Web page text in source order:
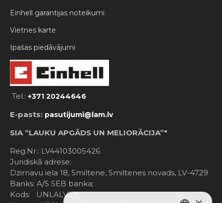
Einhell garantijas noteikumi
Vietnes karte
Ipašas piedāvājumi
Tel.: +371 20244646
E-pasts: pasutijumi@lam.lv
SIA “LAUKU APGĀDS UN MELIORĀCIJA”"
Reg.Nr.: LV44103005426
Juridiskā adrese:
Dzirnavu iela 18, Smiltene, Smiltenes novads, LV-4729
Banks: A/S SEB banka;
Kods: UNLALV2X